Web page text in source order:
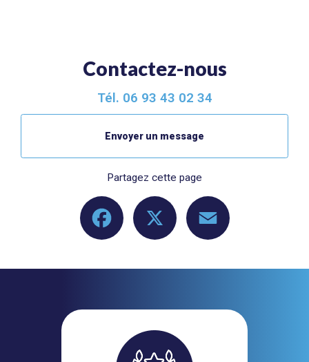
Contactez-nous
Tél. 06 93 43 02 34
Envoyer un message
Partagez cette page
Facebook